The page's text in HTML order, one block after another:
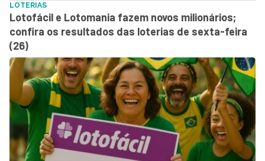
LOTERIAS
Lotofácil e Lotomania fazem novos milionários;
confira os resultados das loterias de sexta-feira
(26)